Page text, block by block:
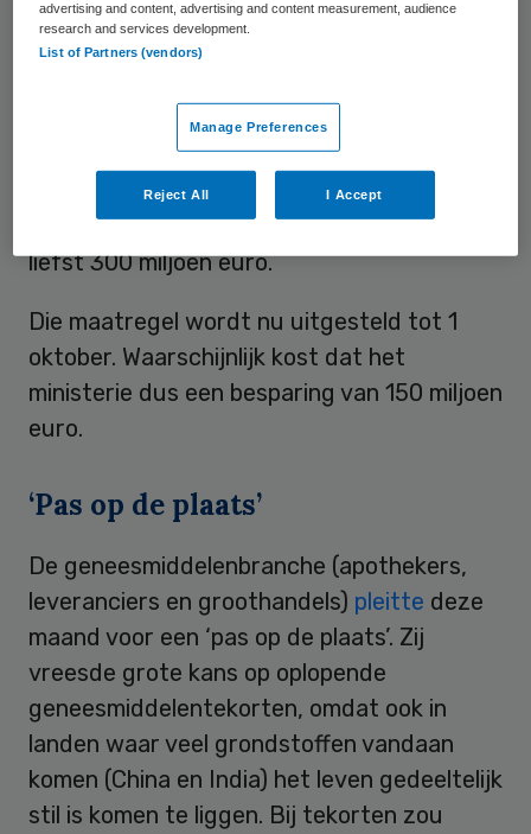
worden aangepast. Door Duitsland te
vervangen voor het goedkopere
Nederland ook omlaag gaan, met
prijsdalingen tot soms wel 30 tot 50
procent tot gevolg. En een door VWS
begrootte jaarlijkse besparing van maar
liefst 300 miljoen euro.
Die maatregel wordt nu uitgesteld tot 1
oktober. Waarschijnlijk kost dat het
ministerie dus een besparing van 150 miljoen
euro.
‘Pas op de plaats’
De geneesmiddelenbranche (apothekers,
leveranciers en groothandels) pleitte deze
maand voor een ‘pas op de plaats’. Zij
vreesde grote kans op oplopende
geneesmiddelentekorten, omdat ook in
landen waar veel grondstoffen vandaan
komen (China en India) het leven gedeeltelijk
stil is komen te liggen. Bij tekorten zou
advertising and content, advertising and content measurement, audience
research and services development.
List of Partners (vendors)
Manage Preferences
Reject All I Accept